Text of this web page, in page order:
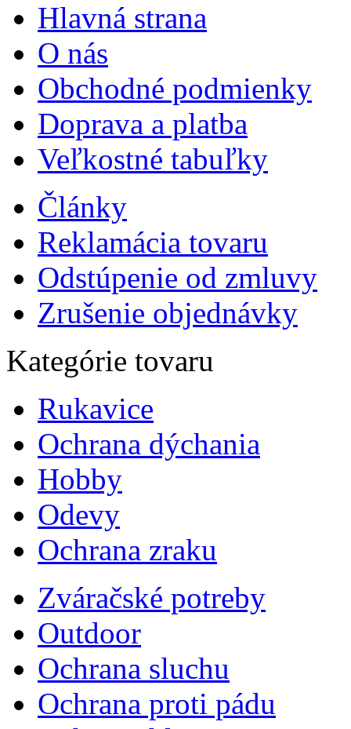
Hlavná strana
O nás
Obchodné podmienky
Doprava a platba
Veľkostné tabuľky
Články
Reklamácia tovaru
Odstúpenie od zmluvy
Zrušenie objednávky
Kategórie tovaru
Rukavice
Ochrana dýchania
Hobby
Odevy
Ochrana zraku
Zváračské potreby
Outdoor
Ochrana sluchu
Ochrana proti pádu